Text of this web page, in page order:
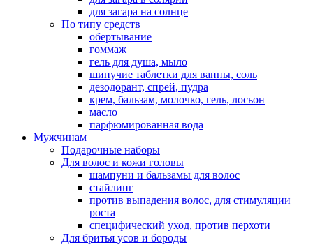
для загара на солнце
По типу средств
обертывание
гоммаж
гель для душа, мыло
шипучие таблетки для ванны, соль
дезодорант, спрей, пудра
крем, бальзам, молочко, гель, лосьон
масло
парфюмированная вода
Мужчинам
Подарочные наборы
Для волос и кожи головы
шампуни и бальзамы для волос
стайлинг
против выпадения волос, для стимуляции
роста
специфический уход, против перхоти
Для бритья усов и бороды